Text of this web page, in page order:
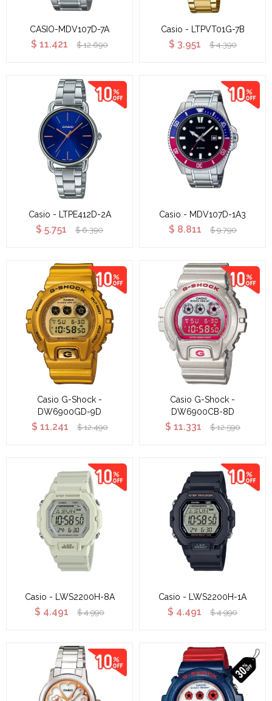
CASIO-MDV107D-7A
$ 11.421 $ 12.690
Casio - LTPVT01G-7B
$ 3.951 $ 4.390
Casio - LTPE412D-2A
$ 5.751 $ 6.390
Casio - MDV107D-1A3
$ 8.811 $ 9.790
Casio G-Shock -
DW6900GD-9D
$ 11.241 $ 12.490
Casio G-Shock -
DW6900CB-8D
$ 11.331 $ 12.590
Casio - LWS2200H-8A
$ 4.491 $ 4.990
Casio - LWS2200H-1A
$ 4.491 $ 4.990